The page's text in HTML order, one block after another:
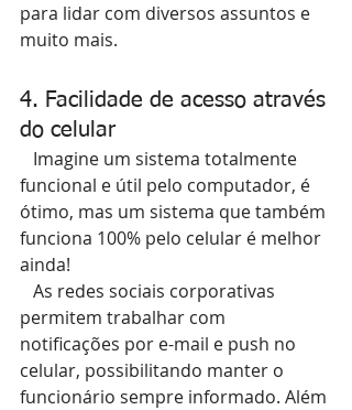
para lidar com diversos assuntos e
muito mais.
4. Facilidade de acesso através
do celular
funcional e útil pelo computador, é
ótimo, mas um sistema que também
funciona 100% pelo celular é melhor
ainda!
permitem trabalhar com
notificações por e-mail e push no
celular, possibilitando manter o
funcionário sempre informado. Além